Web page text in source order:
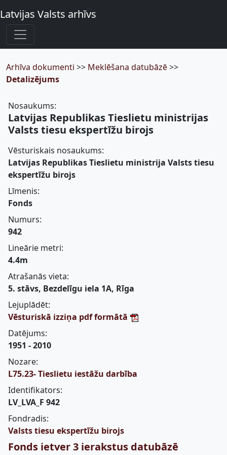
Latvijas Valsts arhīvs
Arhīva dokumenti >> Meklēšana datubāzē>>
Detalizējums
Nosaukums:
Latvijas Republikas Tieslietu ministrijas
Valsts tiesu ekspertīžu birojs
Vēsturiskais nosaukums:
Latvijas Republikas Tieslietu ministrija Valsts tiesu
ekspertīžu birojs
Līmenis:
Fonds
Numurs:
942
Lineārie metri:
4.4m
Atrašanās vieta:
5. stāvs, Bezdelīgu iela 1A, Rīga
Lejuplādēt:
Vēsturiskā izziņa pdf formātā
Datējums:
1951 - 2010
Nozare:
L75.23- Tieslietu iestāžu darbība
Identifikators:
LV_LVA_F 942
Fondradis:
Valsts tiesu ekspertīžu birojs
Fonds ietver 3 ierakstus datubāzē